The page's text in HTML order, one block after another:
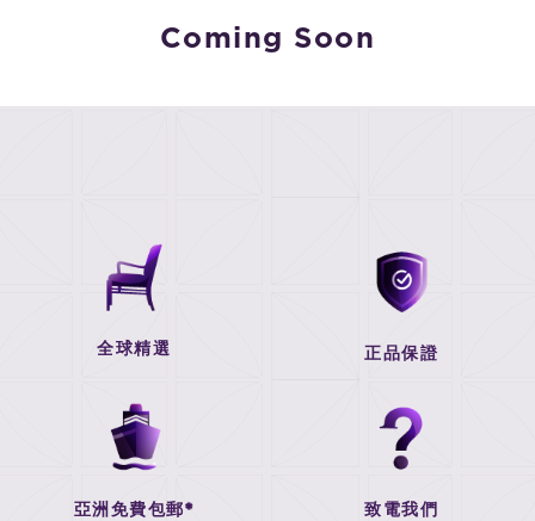
Coming Soon
全球精選 正品保證
亞洲免費包郵* 致電我們